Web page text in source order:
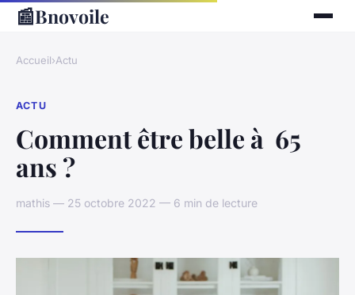
📰Bnovoile
Accueil›Actu
ACTU
Comment être belle à 65
ans ?
mathis — 25 octobre 2022 — 6 min de lecture